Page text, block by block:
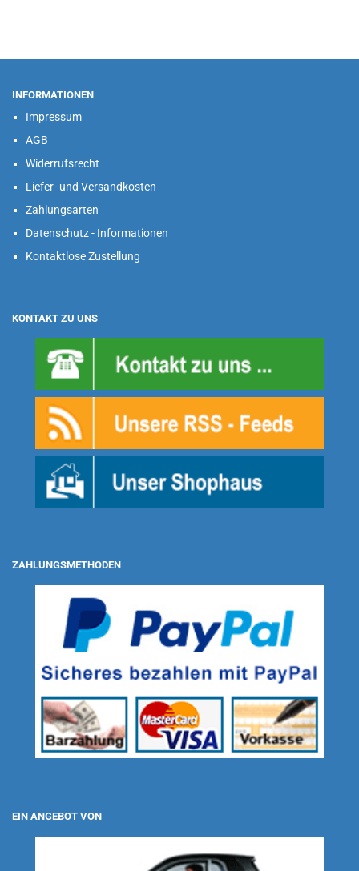
INFORMATIONEN
Impressum
AGB
Widerrufsrecht
Liefer- und Versandkosten
Zahlungsarten
Datenschutz - Informationen
Kontaktlose Zustellung
KONTAKT ZU UNS
ZAHLUNGSMETHODEN
EIN ANGEBOT VON